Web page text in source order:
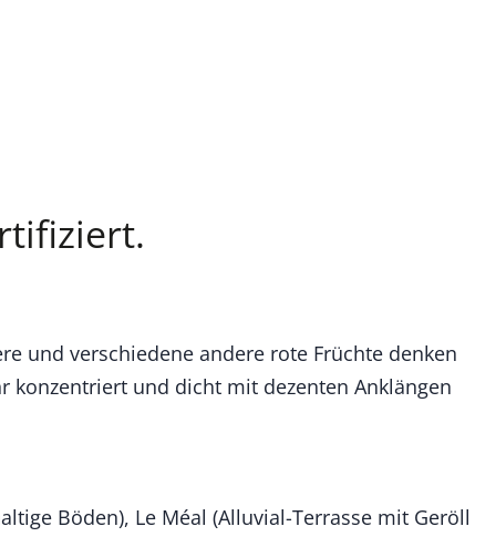
und verschiedene andere rote Früchte denken
konzentriert und dicht mit dezenten Anklängen
Böden), Le Méal (Alluvial-Terrasse mit Geröll